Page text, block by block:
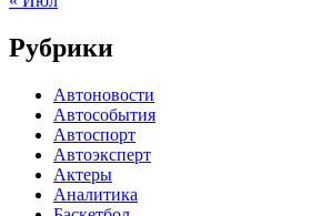
Рубрики
Автоновости
Автособытия
Автоспорт
Автоэксперт
Актеры
Аналитика